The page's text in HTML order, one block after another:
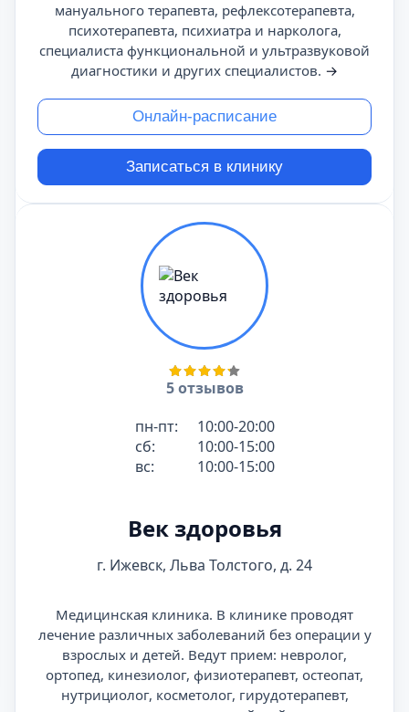
мануального терапевта, рефлексотерапевта,
психотерапевта, психиатра и нарколога,
специалиста функциональной и ультразвуковой
диагностики и других специалистов. →
Онлайн-расписание
Записаться в клинику
5 отзывов
пн-пт:
10:00-20:00
сб:
10:00-15:00
вс:
10:00-15:00
Век здоровья
г. Ижевск, Льва Толстого, д. 24
Медицинская клиника. В клинике проводят
лечение различных заболеваний без операции у
взрослых и детей. Ведут прием: невролог,
ортопед, кинезиолог, физиотерапевт, остеопат,
нутрициолог, косметолог, гирудотерапевт,